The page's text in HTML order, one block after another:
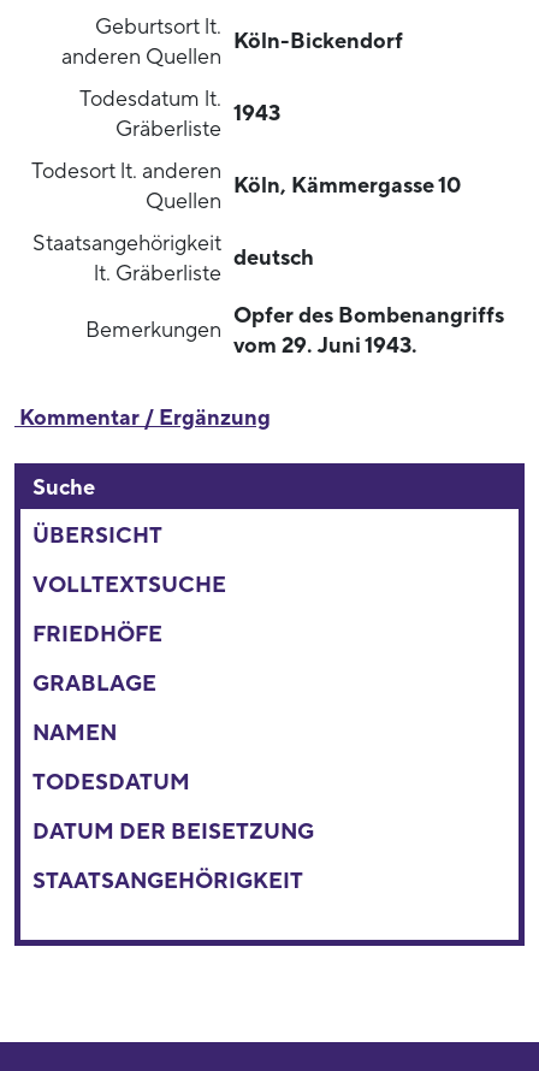
Geburtsort lt.
anderen Quellen
Köln-Bickendorf
Todesdatum lt.
Gräberliste
1943
Todesort lt. anderen
Quellen
Köln, Kämmergasse 10
Staatsangehörigkeit
lt. Gräberliste
deutsch
Bemerkungen
Opfer des Bombenangriffs
vom 29. Juni 1943.
Kommentar / Ergänzung
Suche
ÜBERSICHT
VOLLTEXTSUCHE
FRIEDHÖFE
GRABLAGE
NAMEN
TODESDATUM
DATUM DER BEISETZUNG
STAATSANGEHÖRIGKEIT